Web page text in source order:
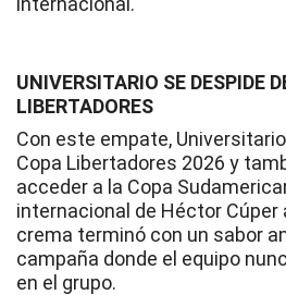
UNIVERSITARIO SE DESPIDE
LIBERTADORES
Con este empate,
Copa Libertadores 2026 y
acceder a la Copa
internacional de Héctor Cúper
crema terminó con un sabor
campaña donde el equipo
en el grupo.